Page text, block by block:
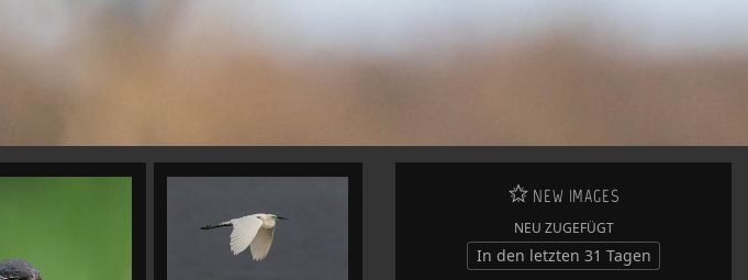
NEW IMAGES
NEU ZUGEFÜGT
In den letzten 31 Tagen